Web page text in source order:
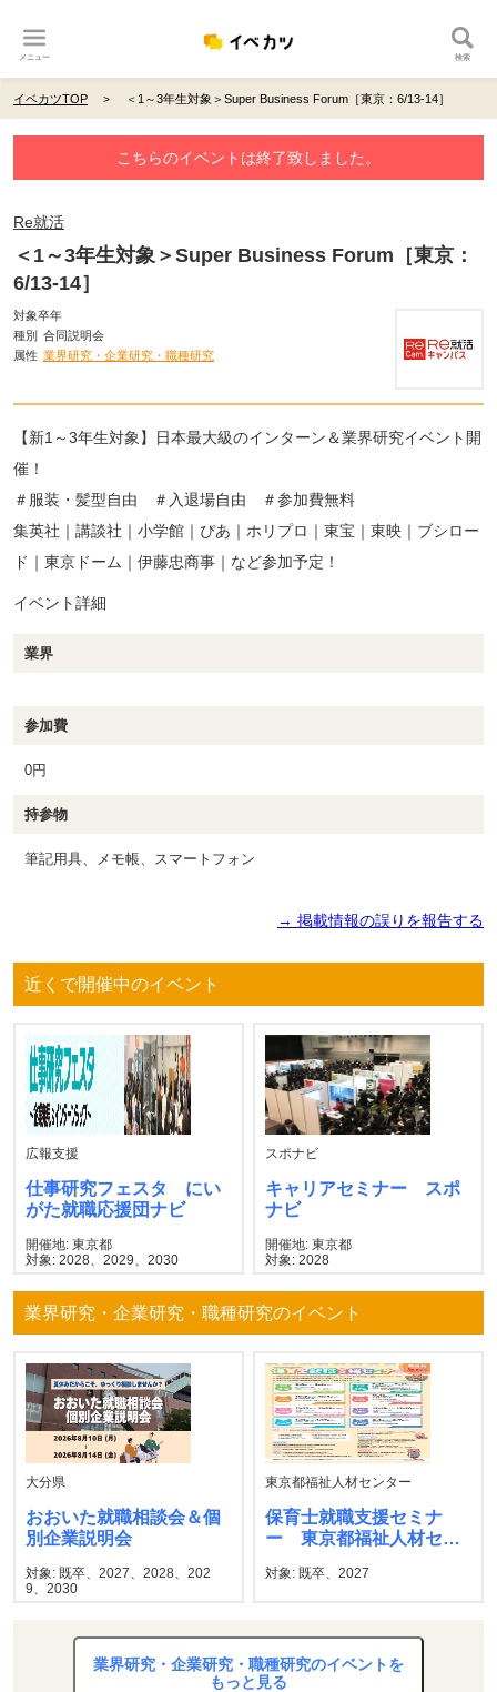
メニュー 検索
イベカツTOP ＜1～3年生対象＞Super Business Forum［東京：6/13-14］
こちらのイベントは終了致しました。
Re就活
＜1～3年生対象＞Super Business Forum［東京：
6/13-14］
対象卒年
種別 合同説明会
属性 業界研究・企業研究・職種研究
【新1～3年生対象】日本最大級のインターン＆業界研究イベント開
催！
＃服装・髪型自由 ＃入退場自由 ＃参加費無料
集英社｜講談社｜小学館｜ぴあ｜ホリプロ｜東宝｜東映｜ブシロー
ド｜東京ドーム｜伊藤忠商事｜など参加予定！
イベント詳細
業界
参加費
0円
持参物
筆記用具、メモ帳、スマートフォン
→ 掲載情報の誤りを報告する
近くで開催中のイベント
広報支援
仕事研究フェスタ にい
がた就職応援団ナビ
開催地: 東京都
対象: 2028、2029、2030
スポナビ
キャリアセミナー スポ
ナビ
開催地: 東京都
対象: 2028
業界研究・企業研究・職種研究のイベント
大分県
おおいた就職相談会＆個
別企業説明会
対象: 既卒、2027、2028、202
9、2030
東京都福祉人材センター
保育士就職支援セミナ
ー 東京都福祉人材セン
対象: 既卒、2027
業界研究・企業研究・職種研究のイベントを
もっと見る